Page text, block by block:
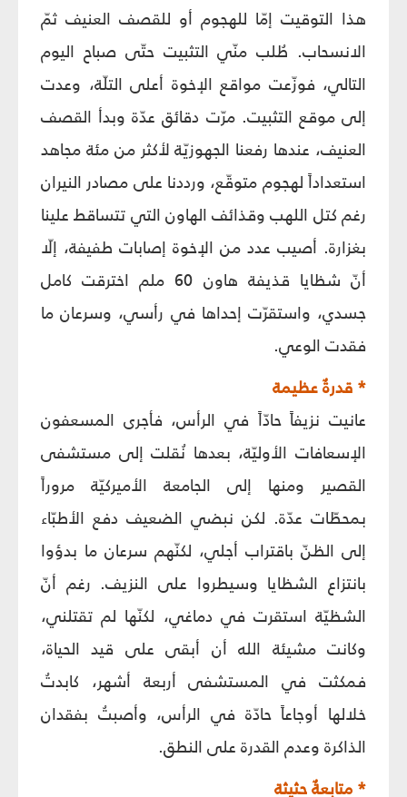
هذا التوقيت إمّا للهجوم أو للقصف العنيف ثمّ
الانسحاب. طُلب منّي التثبيت حتّى صباح اليوم
التالي، فوزّعت مواقع الإخوة أعلى التلّة، وعدت
إلى موقع التثبيت. مرّت دقائق عدّة وبدأ القصف
العنيف، عندها رفعنا الجهوزيّة لأكثر من مئة مجاهد
استعداداً لهجوم متوقّع، ورددنا على مصادر النيران
رغم كتل اللهب وقذائف الهاون التي تتساقط علينا
بغزارة. أصيب عدد من الإخوة إصابات طفيفة، إلّا
أنّ شظايا قذيفة هاون 60 ملم اخترقت كامل
جسدي، واستقرّت إحداها في رأسي، وسرعان ما
فقدت الوعي.
* قدرةٌ عظيمة
عانيت نزيفاً حادّاً في الرأس، فأجرى المسعفون
الإسعافات الأوليّة، بعدها نُقلت إلى مستشفى
القصير ومنها إلى الجامعة الأميركيّة مروراً
بمحطّات عدّة. لكن نبضي الضعيف دفع الأطبّاء
إلى الظنّ باقتراب أجلي، لكنّهم سرعان ما بدؤوا
بانتزاع الشظايا وسيطروا على النزيف. رغم أنّ
الشظيّة استقرت في دماغي، لكنّها لم تقتلني،
وكانت مشيئة الله أن أبقى على قيد الحياة،
فمكثت في المستشفى أربعة أشهر، كابدتُ
خلالها أوجاعاً حادّة في الرأس، وأصبتُ بفقدان
الذاكرة وعدم القدرة على النطق.
* متابعةٌ حثيثة